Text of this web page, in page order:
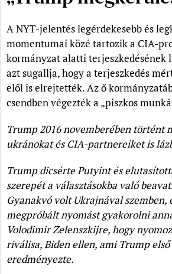
A NYT-jelentés legérdekesebb és
momentumai közé tartozik a CIA-
kormányzat alatti terjeszkedésének
azt sugallja, hogy a terjeszkedés
elől is elrejtették. Az ő
csendben végezték a „piszkos
Trump 2016 novemberében történt
ukránokat és CIA-partnereiket is
Trump dicsérte Putyint és
szerepét a választásokba való
Gyanakvó volt Ukrajnával szemben,
megpróbált nyomást gyakorolni
Volodimir Zelenszkijre, hogy
riválisa, Biden ellen, ami Trump
eredményezte.